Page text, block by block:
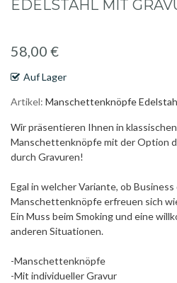
EDELSTAHL MIT
58,00 €
Auf Lager
Artikel Manschettenknöpfe
Wir präsentieren Ihnen in
Manschettenknöpfe mit der Option
durch Gravuren!
Egal in welcher Variante, ob
Manschettenknöpfe erfreuen sich
Ein Muss beim Smoking und eine
anderen Situationen.
-Manschettenknöpfe
-Mit individueller Gravur